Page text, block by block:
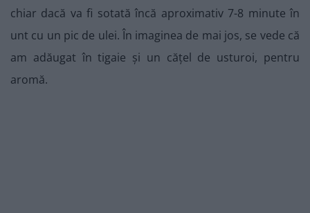
chiar dacă va fi sotată încă aproximativ 7-8 minute în
unt cu un pic de ulei. În imaginea de mai jos, se vede că
am adăugat în tigaie și un cățel de usturoi, pentru
aromă.